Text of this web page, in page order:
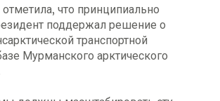
что принципиально
поддержал решение о
транспортной
Мурманского арктического